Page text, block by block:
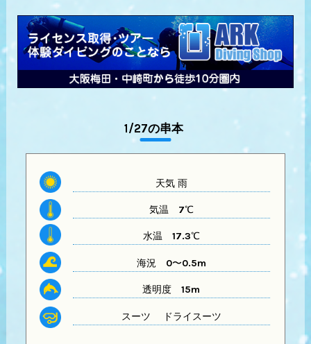
1/27の串本
天気 雨
気温 7℃
水温 17.3℃
海況 0〜0.5m
透明度 15m
スーツ ドライスーツ